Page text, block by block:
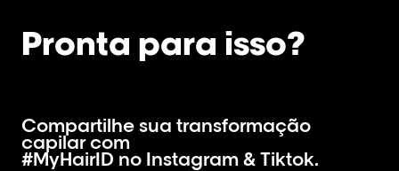
Pronta para isso?
Compartilhe sua transformação
capilar com
#MyHairID no Instagram & Tiktok.